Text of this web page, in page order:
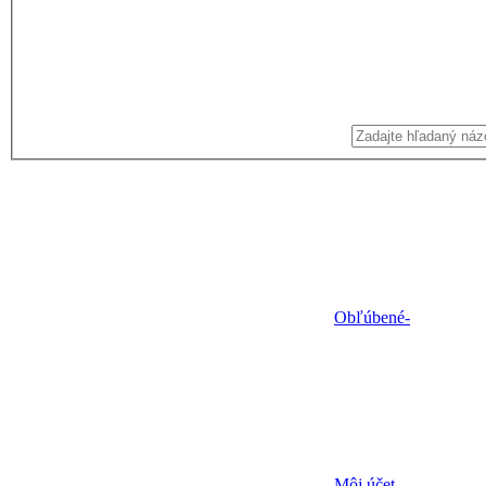
Obľúbené-